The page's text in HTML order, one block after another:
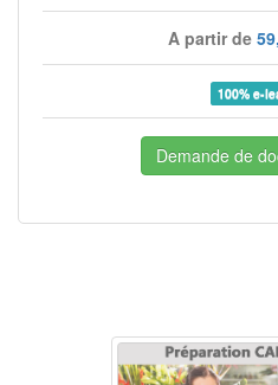
A partir de
100% e-
Demande de